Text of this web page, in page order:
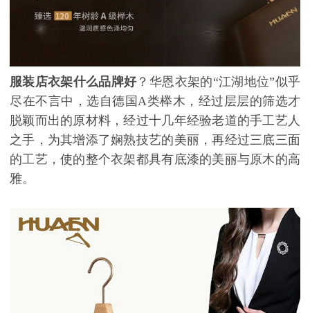
服装店衣架什么品牌好？华恩衣架的“江湖地位”似乎
尽在不言中，选自德国A类榉木，经过层层的筛选才
脱颖而出的原材料，经过十几年经验老道的手工艺人
之手，为其增添了娴熟技艺的美丽，再经过三底三面
的工艺，使的整个衣架都具有底漆的美丽与原木的高
雅。